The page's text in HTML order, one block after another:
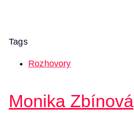
Tags
Rozhovory
Monika Zbínová